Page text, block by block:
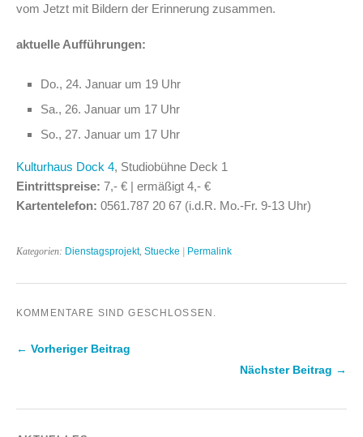
vom Jetzt mit Bildern der Erinnerung zusammen.
aktuelle Aufführungen:
Do., 24. Januar um 19 Uhr
Sa., 26. Januar um 17 Uhr
So., 27. Januar um 17 Uhr
Kulturhaus Dock 4, Studiobühne Deck 1
Eintrittspreise: 7,- € | ermäßigt 4,- €
Kartentelefon: 0561.787 20 67 (i.d.R. Mo.-Fr. 9-13 Uhr)
Kategorien: Dienstagsprojekt, Stuecke | Permalink
KOMMENTARE SIND GESCHLOSSEN.
← Vorheriger Beitrag
Nächster Beitrag →